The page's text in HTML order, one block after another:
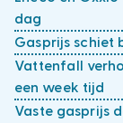
dag
Gasprijs schiet
Vattenfall
een week tijd
Vaste gasprijs